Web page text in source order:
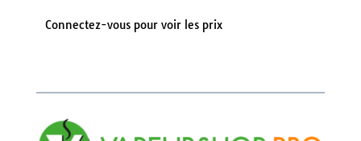
Connectez-vous pour voir les prix